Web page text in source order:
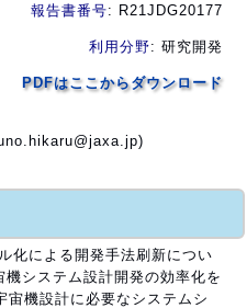
報告書番号: R21JDG20177
利用分野: 研究開発
PDFはここからダウンロード
化による開発手法刷新につい
システム設計開発の効率化を
機設計に必要なシステムシ